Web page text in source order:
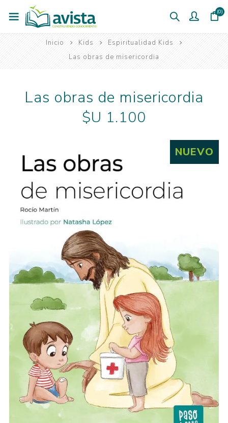
(0)
Inicio Kids
Espiritualidad Kids
Las obras de misericordia
NUEVO
Las obras de misericordia
$U 1.100